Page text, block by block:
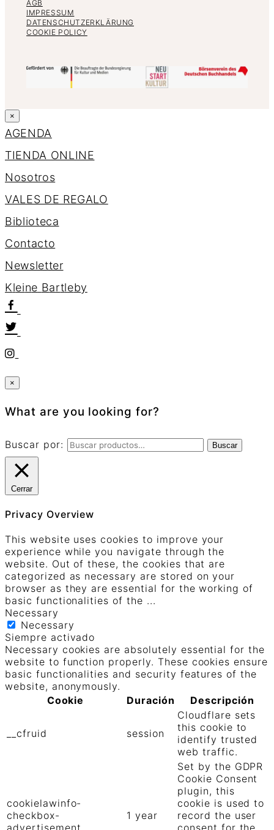
AGB
IMPRESSUM
DATENSCHUTZERKLÄRUNG
COOKIE POLICY
×
AGENDA
TIENDA ONLINE
Nosotros
VALES DE REGALO
Biblioteca
Contacto
Newsletter
Kleine Bartleby
×
What are you looking for?
Buscar por: Buscar
Cerrar
Privacy Overview
This website uses cookies to improve your
experience while you navigate through the
website. Out of these, the cookies that are
categorized as necessary are stored on your
browser as they are essential for the working of
basic functionalities of the ...
Necessary
Necessary
Siempre activado
Necessary cookies are absolutely essential for the
website to function properly. These cookies ensure
basic functionalities and security features of the
website, anonymously.
Cookie
Duración Descripción
__cfruid session
Cloudflare sets
this cookie to
identify trusted
web traffic.
cookielawinfo-
checkbox-
1 year
Set by the GDPR
Cookie Consent
plugin, this
cookie is used to
record the user